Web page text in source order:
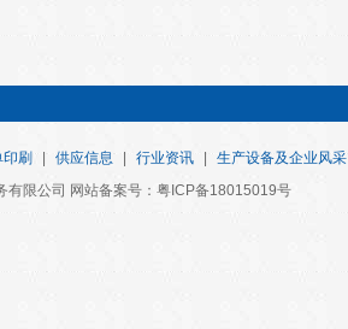
刷 供应信息 行业资讯 生产设备及企业风采
限公司 网站备案号：粤ICP备18015019号